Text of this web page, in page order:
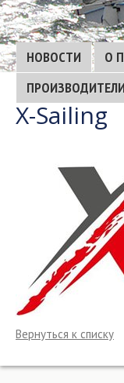
НОВОСТИ О
Х-Sailing
Вернуться к списку